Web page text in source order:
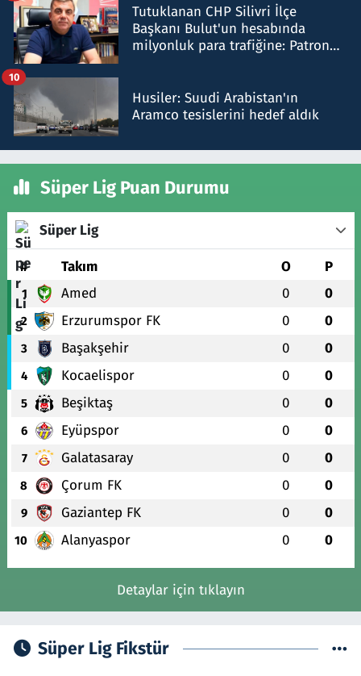
Tutuklanan CHP Silivri İlçe
Başkanı Bulut'un hesabında
milyonluk para trafiğine: Patron
Husiler: Suudi Arabistan'ın
Aramco tesislerini hedef aldık
10
Süper Lig Puan Durumu
Süper Lig
# Takım O P
1 Amed 0 0
2 Erzurumspor FK 0 0
3 Başakşehir 0 0
4 Kocaelispor 0 0
5 Beşiktaş 0 0
6 Eyüpspor 0 0
7 Galatasaray 0 0
8 Çorum FK 0 0
9 Gaziantep FK 0 0
10 Alanyaspor 0 0
Detaylar için tıklayın
Süper Lig Fikstür